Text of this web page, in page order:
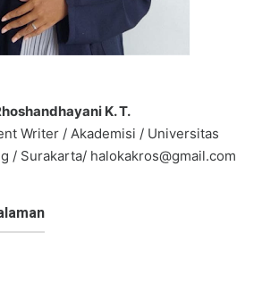
K. T.
Writer / Akademisi / Universitas
/ Surakarta/ halokakros@gmail.com